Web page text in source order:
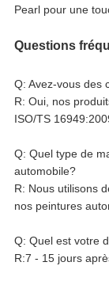
Pearl pour une
Questions
Q: Avez-vous des
R: Oui, nos
ISO/TS
Q: Quel type de
automobile?
R: Nous utilisons
nos peintures
Q: Quel est votre
R:7 - 15 jours